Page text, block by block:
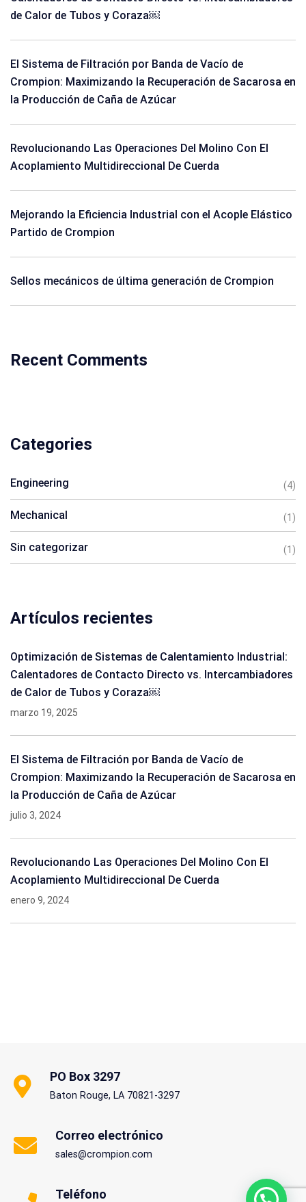
de Calor de Tubos y Coraza￼
El Sistema de Filtración por Banda de Vacío de
Crompion: Maximizando la Recuperación de Sacarosa en
la Producción de Caña de Azúcar
Revolucionando Las Operaciones Del Molino Con El
Acoplamiento Multidireccional De Cuerda
Mejorando la Eficiencia Industrial con el Acople Elástico
Partido de Crompion
Sellos mecánicos de última generación de Crompion
Recent Comments
Categories
Engineering (4)
Mechanical (1)
Sin categorizar (1)
Artículos recientes
Optimización de Sistemas de Calentamiento Industrial:
Calentadores de Contacto Directo vs. Intercambiadores
de Calor de Tubos y Coraza￼
marzo 19, 2025
El Sistema de Filtración por Banda de Vacío de
Crompion: Maximizando la Recuperación de Sacarosa en
la Producción de Caña de Azúcar
julio 3, 2024
Revolucionando Las Operaciones Del Molino Con El
Acoplamiento Multidireccional De Cuerda
enero 9, 2024
PO Box 3297
Baton Rouge, LA 70821-3297
Correo electrónico
sales@crompion.com
Teléfono